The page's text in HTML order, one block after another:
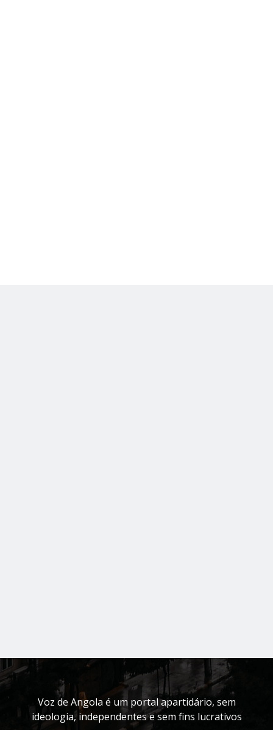
Voz de Angola é um portal apartidário, sem
ideologia, independentes e sem fins lucrativos